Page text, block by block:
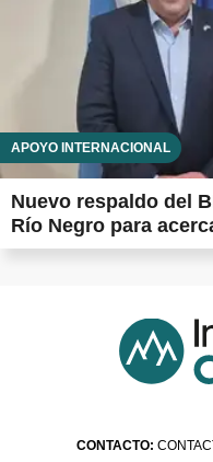
APOYO INTERNACIONAL
Nuevo respaldo del
Río Negro para
CONTACTO: